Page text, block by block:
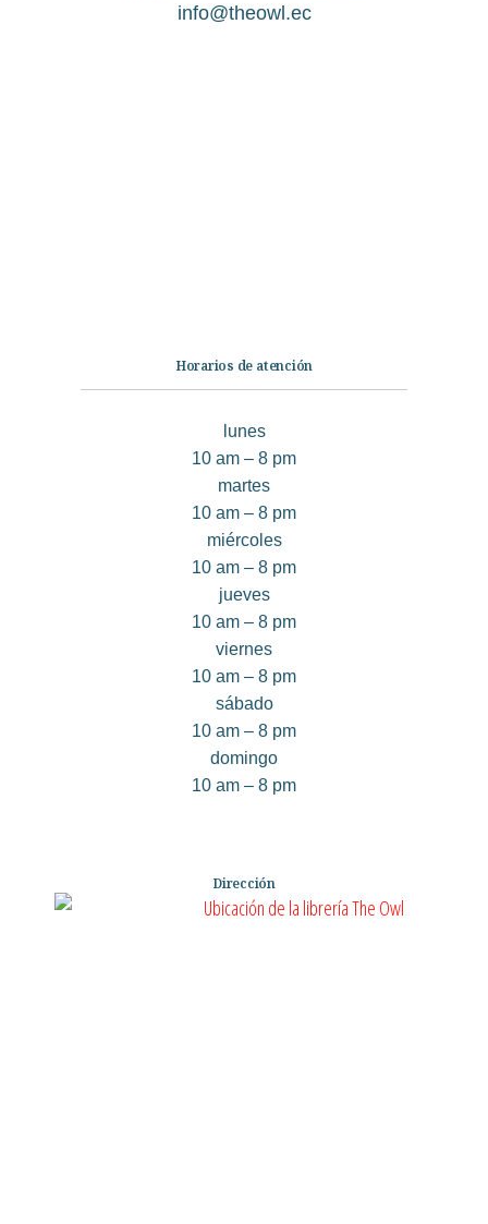
info@theowl.ec
Horarios de atención
lunes
10 am – 8 pm
martes
10 am – 8 pm
miércoles
10 am – 8 pm
jueves
10 am – 8 pm
viernes
10 am – 8 pm
sábado
10 am – 8 pm
domingo
10 am – 8 pm
Dirección